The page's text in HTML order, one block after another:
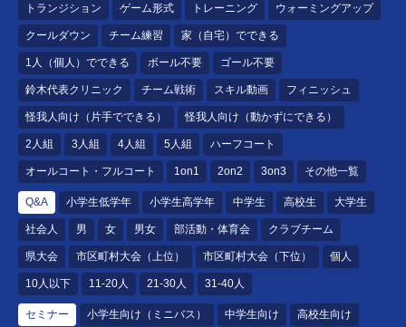
トランジション ゲーム形式 トレーニング ウォーミングアップ
クールダウン チーム練習 家（自宅）でできる
1人（個人）でできる ボール不要 ゴール不要
鈴木代表クリニック チーム戦術 スキル動画 フィニッシュ
怪我人向け（片手でできる） 怪我人向け（動かずにできる）
2人組 3人組 4人組 5人組 ハーフコート
オールコート・フルコート 1on1 2on2 3on3 その他一覧
Q&A 小学生低学年 小学生高学年 中学生 高校生 大学生
社会人 男 女 男女 部活動・体育会 クラブチーム
県大会 市区町村大会（上位） 市区町村大会（下位） 個人
10人以下 11-20人 21-30人 31-40人
セミナー 小学生向け（ミニバス） 中学生向け 高校生向け